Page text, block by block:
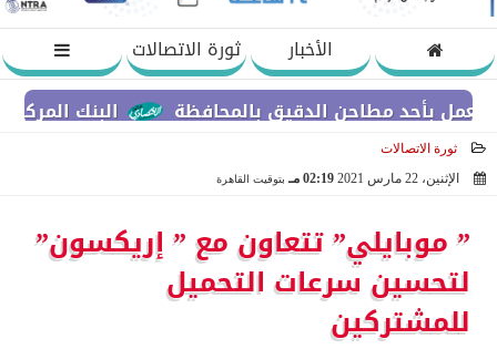
الأخبار
ثورة الاتصالات
البنك المركزي يطرح اليوم
مطاحن الدقيق بالمحافظة
ثورة الاتصالات
الإثنين، 22 مارس 2021
02:19 مـ بتوقيت القاهرة
” موبايلي” تتعاون مع ” إريكسون”
لتحسين سرعات التحميل
للمشتركين